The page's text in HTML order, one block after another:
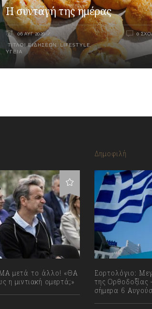
Η συνταγή της ημέρας
06 ΑΥΓ 2026
ΤΊΤΛΟΙ ΕΙΔΉΣΕΩΝ ,LIFESTYLE,
ΥΓΕΊΑ
0
μετά το άλλο! «ΘΑ
η μιντιακή ομερτά;»
Δημοφιλή
Εορτολόγιο:
της Ορθοδοξίας
σήμερα 6